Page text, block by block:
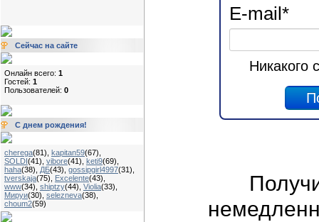
Сейчас на сайте
Онлайн всего: 1
Гостей: 1
Пользователей: 0
С днем рождения!
cherega(81) kapitan59(67)
SOLDI(41) vibore(41) keti9(69)
haha(38) ДБ(43) gossipgirl4997(31)
tverskaja(75) Excelente(43)
www(34) shiptzy(44) Violia(33)
Мируи(30) selezneva(38)
choum2(59)
E-mail *
Никакого